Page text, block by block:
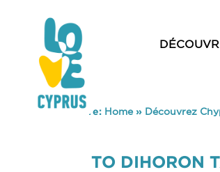
You are here: Home» Découvrez
TO DIHORON